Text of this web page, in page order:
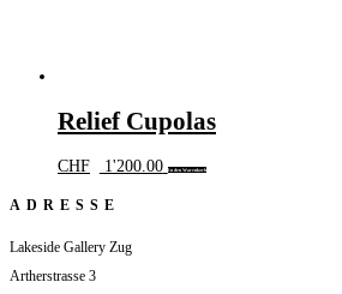
Relief Cupolas
CHF 1'200.00 In den Warenkorb
ADRESSE
Lakeside Gallery Zug
Artherstrasse 3